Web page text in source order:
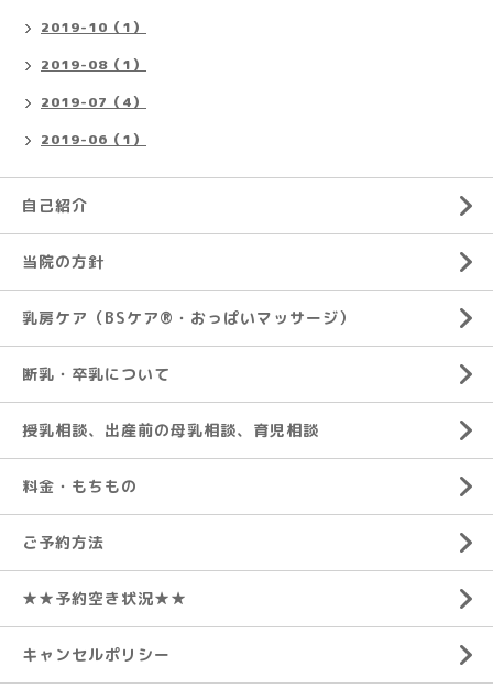
2019-10（1）
2019-08（1）
2019-07（4）
2019-06（1）
自己紹介
当院の方針
乳房ケア（BSケア®︎・おっぱいマッサージ）
断乳・卒乳について
授乳相談、出産前の母乳相談、育児相談
料金・もちもの
ご予約方法
★★予約空き状況★★
キャンセルポリシー